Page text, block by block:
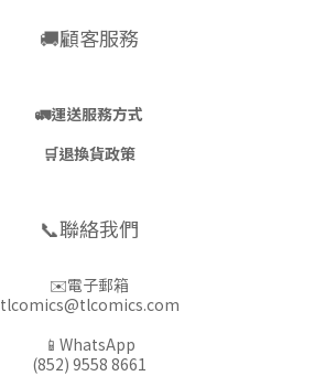
🚚顧客服務
🚛運送服務方式
🛒退換貨政策
📞聯絡我們
✉️電子郵箱
tlcomics@tlcomics.com
📱WhatsApp
(852) 9558 8661